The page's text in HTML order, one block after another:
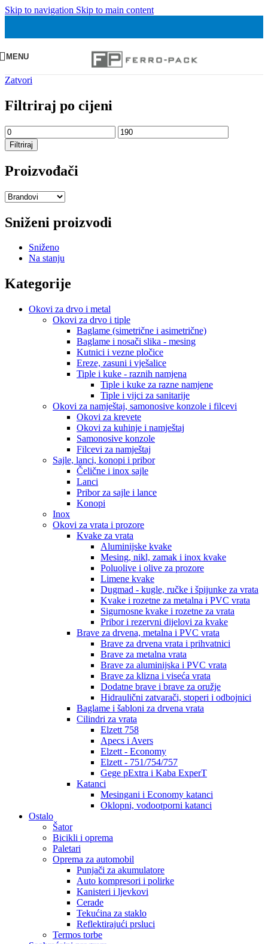
Skip to navigation Skip to main content
MENU
Zatvori
Filtriraj po cijeni
Min
cijena
Maks
cijena
Filtriraj
Proizvođači
Sniženi proizvodi
Sniženo
Na stanju
Kategorije
Okovi za drvo i metal
Okovi za drvo i tiple
Baglame (simetrične i asimetrične)
Baglame i nosači slika - mesing
Kutnici i vezne pločice
Ereze, zasuni i vješalice
Tiple i kuke - raznih namjena
Tiple i kuke za razne namjene
Tiple i vijci za sanitarije
Okovi za namještaj, samonosive konzole i filcevi
Okovi za krevete
Okovi za kuhinje i namještaj
Samonosive konzole
Filcevi za namještaj
Sajle, lanci, konopi i pribor
Čelične i inox sajle
Lanci
Pribor za sajle i lance
Konopi
Inox
Okovi za vrata i prozore
Kvake za vrata
Aluminijske kvake
Mesing, nikl, zamak i inox kvake
Poluolive i olive za prozore
Limene kvake
Dugmad - kugle, ručke i špijunke za vrata
Kvake i rozetne za metalna i PVC vrata
Sigurnosne kvake i rozetne za vrata
Pribor i rezervni dijelovi za kvake
Brave za drvena, metalna i PVC vrata
Brave za drvena vrata i prihvatnici
Brave za metalna vrata
Brave za aluminijska i PVC vrata
Brave za klizna i viseća vrata
Dodatne brave i brave za oružje
Hidraulični zatvarači, stoperi i odbojnici
Baglame i šabloni za drvena vrata
Cilindri za vrata
Elzett 758
Apecs i Avers
Elzett - Economy
Elzett - 751/754/757
Gege pExtra i Kaba ExperT
Katanci
Mesingani i Economy katanci
Oklopni, vodootporni katanci
Ostalo
Šator
Bicikli i oprema
Paletari
Oprema za automobil
Punjači za akumulatore
Auto kompresori i polirke
Kanisteri i ljevkovi
Cerade
Tekućina za staklo
Reflektirajući prsluci
Termos torbe